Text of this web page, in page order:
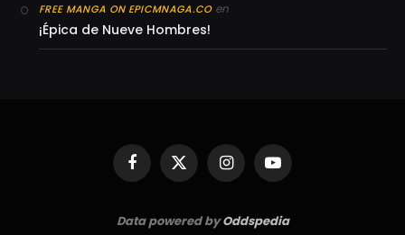
FREE MANGA ON EPICMNAGA.COen
¡Épica de Nueve Hombres!
Facebook
X
(Twitter)
InstagramYouTube
Data powered byOddspedia